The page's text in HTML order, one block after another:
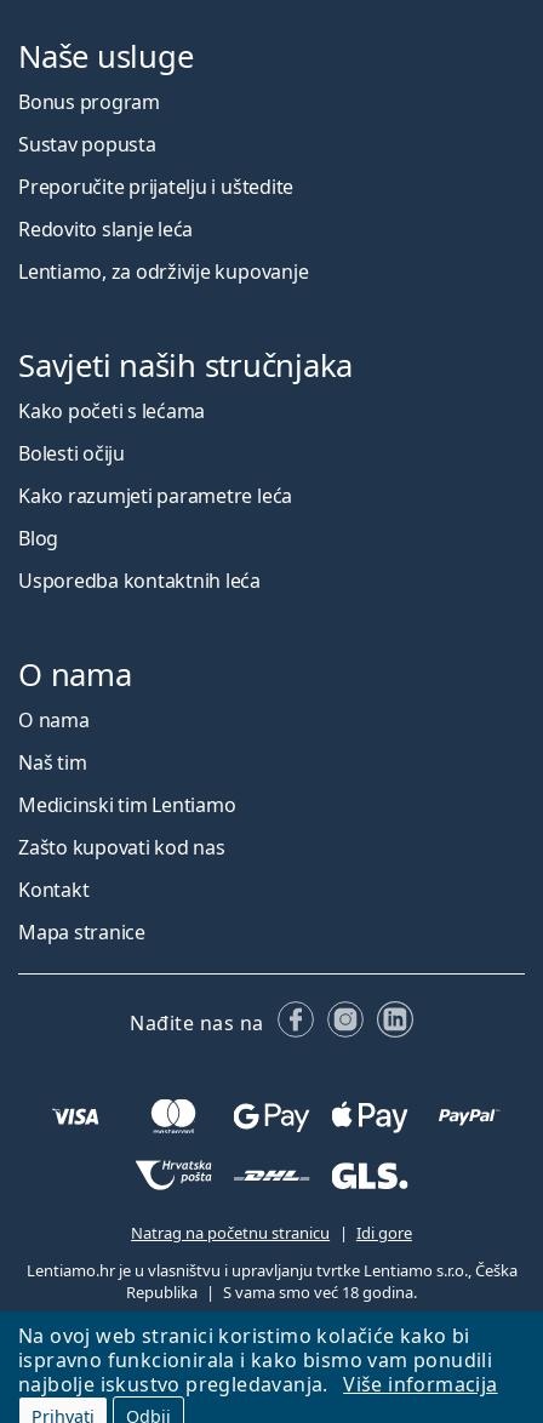
Na ovoj web stranici koristimo kolačiće kako bi
ispravno funkcionirala i kako bismo vam ponudili
najbolje iskustvo pregledavanja.
Više informacija
Prihvati Odbij
Naše usluge
Bonus program
Sustav popusta
Preporučite prijatelju i uštedite
Redovito slanje leća
Lentiamo, za održivije kupovanje
Savjeti naših stručnjaka
Kako početi s lećama
Bolesti očiju
Kako razumjeti parametre leća
Blog
Usporedba kontaktnih leća
O nama
O nama
Naš tim
Medicinski tim Lentiamo
Zašto kupovati kod nas
Kontakt
Mapa stranice
Nađite nas na FacebookuInstagramu
LinkedIn
Natrag na početnu stranicu
Idi gore
Lentiamo.hr je u vlasništvu i upravljanju tvrtke Lentiamo s.r.o., Češka
Republika
S vama smo već 18 godina.